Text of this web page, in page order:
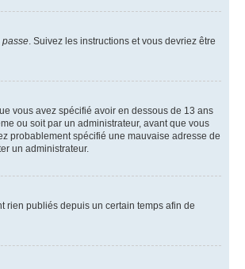
passe. Suivez les instructions et vous devriez être
vous avez spécifié avoir en dessous de 13 ans
ou soit par un administrateur, avant que vous
probablement spécifié une mauvaise adresse de
un administrateur.
rien publiés depuis un certain temps afin de